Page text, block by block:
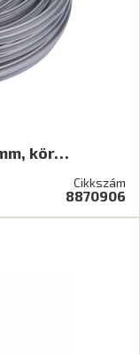
kör…
Cikkszám
8870906